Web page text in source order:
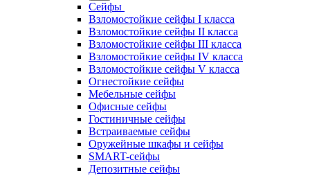
Сейфы
Взломостойкие сейфы I класса
Взломостойкие сейфы II класса
Взломостойкие сейфы III класса
Взломостойкие сейфы IV класса
Взломостойкие сейфы V класса
Огнестойкие сейфы
Мебельные сейфы
Офисные сейфы
Гостиничные сейфы
Встраиваемые сейфы
Оружейные шкафы и сейфы
SMART-сейфы
Депозитные сейфы